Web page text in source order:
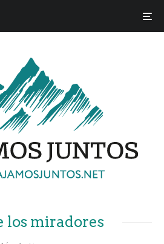
los miradores